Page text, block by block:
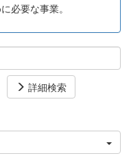
必要な事業。
詳細検索